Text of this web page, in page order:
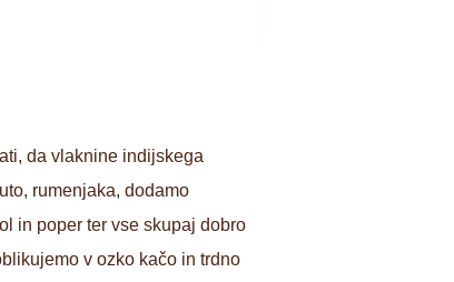
da vlaknine indijskega
rumenjaka, dodamo
in poper ter vse skupaj dobro
v ozko kačo in trdno